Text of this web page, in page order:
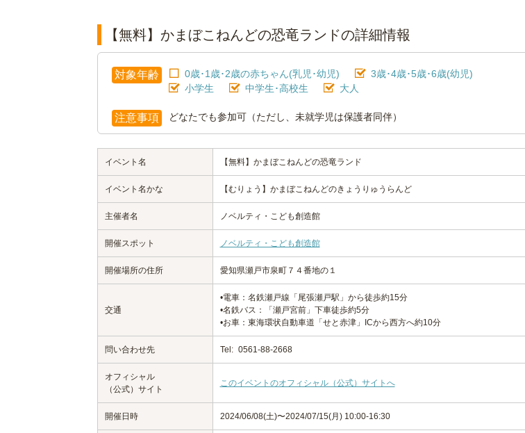
【無料】かまぼこねんどの恐竜ランドの詳細情報
対象年齢 0歳･1歳･2歳の赤ちゃん(乳児･幼児)
3歳･4歳･5歳･6歳(幼児)
小学生
中学生･高校生 大人
注意事項 どなたでも参加可（ただし、未就学児は保護者同伴）
イベント名 【無料】かまぼこねんどの恐竜ランド
イベント名かな 【むりょう】かまぼこねんどのきょうりゅうらんど
主催者名 ノベルティ・こども創造館
開催スポット ノベルティ・こども創造館
開催場所の住所 愛知県瀬戸市泉町７４番地の１
交通
•電車：名鉄瀬戸線「尾張瀬戸駅」から徒歩約15分
•名鉄バス：「瀬戸宮前」下車徒歩約5分
•お車：東海環状自動車道「せと赤津」ICから西方へ約10分
問い合わせ先 Tel: 0561-88-2668
オフィシャル
（公式）サイト
このイベントのオフィシャル（公式）サイトへ
開催日時 2024/06/08(土)〜2024/07/15(月) 10:00-16:30